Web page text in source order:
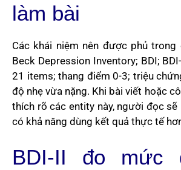
làm bài
Các khái niệm nên được phủ trong
Beck Depression Inventory; BDI;
21 items; thang điểm 0-3; triệu
độ nhẹ vừa nặng. Khi bài viết hoặc
thích rõ các entity này, người đọc sẽ
có khả năng dùng kết quả thực tế
BDI-II đo mức